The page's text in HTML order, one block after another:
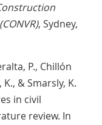
, Sydney,
P., Chillón
& Smarsly, K.
in civil
review. In